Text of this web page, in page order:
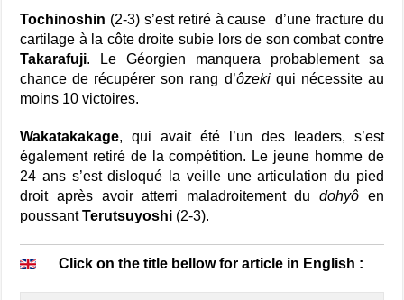
Tochinoshin (2-3) s’est retiré à cause d’une fracture du
cartilage à la côte droite subie lors de son combat contre
Takarafuji. Le Géorgien manquera probablement sa
chance de récupérer son rang d’ôzekiqui nécessite au
moins 10 victoires.
Wakatakakage, qui avait été l’un des leaders, s’est
également retiré de la compétition. Le jeune homme de
24 ans s’est disloqué la veille une articulation du pied
droit après avoir atterri maladroitement dudohyô en
poussantTerutsuyoshi (2-3).
Click on the title bellow for article in English :